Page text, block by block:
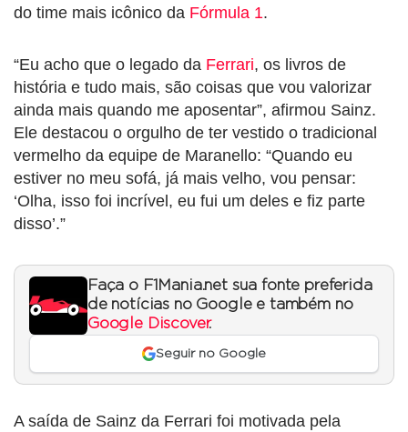
do time mais icônico da Fórmula 1.
“Eu acho que o legado da Ferrari, os livros de
história e tudo mais, são coisas que vou valorizar
ainda mais quando me aposentar”, afirmou Sainz.
Ele destacou o orgulho de ter vestido o tradicional
vermelho da equipe de Maranello: “Quando eu
estiver no meu sofá, já mais velho, vou pensar:
‘Olha, isso foi incrível, eu fui um deles e fiz parte
disso’.”
Faça o F1Mania.net sua fonte preferida
de notícias no Google e também no
Google Discover.
Seguir no Google
A saída de Sainz da Ferrari foi motivada pela